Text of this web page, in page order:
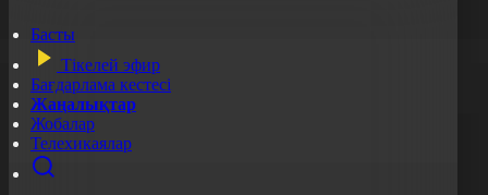
Басты
Тікелей эфир
Бағдарлама кестесі
Жаңалықтар
Жобалар
Телехикаялар